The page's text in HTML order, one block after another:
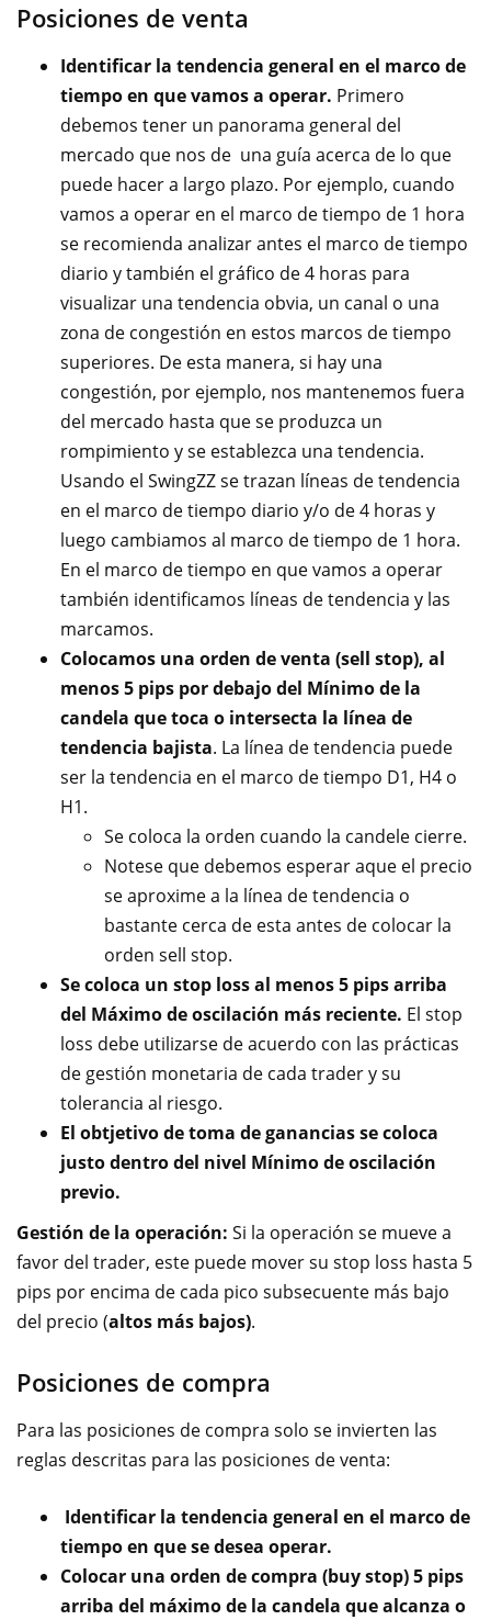
Posiciones de venta
Identificar la tendencia general en el marco de
tiempo en que vamos a operar. Primero
debemos tener un panorama general del
mercado que nos de una guía acerca de lo que
puede hacer a largo plazo. Por ejemplo, cuando
vamos a operar en el marco de tiempo de 1 hora
se recomienda analizar antes el marco de tiempo
diario y también el gráfico de 4 horas para
visualizar una tendencia obvia, un canal o una
zona de congestión en estos marcos de tiempo
superiores. De esta manera, si hay una
congestión, por ejemplo, nos mantenemos fuera
del mercado hasta que se produzca un
rompimiento y se establezca una tendencia.
Usando el SwingZZ se trazan líneas de tendencia
en el marco de tiempo diario y/o de 4 horas y
luego cambiamos al marco de tiempo de 1 hora.
En el marco de tiempo en que vamos a operar
también identificamos líneas de tendencia y las
marcamos.
Colocamos una orden de venta (sell stop), al
menos 5 pips por debajo del Mínimo de la
candela que toca o intersecta la línea de
tendencia bajista. La línea de tendencia puede
ser la tendencia en el marco de tiempo D1, H4 o
H1.
Se coloca la orden cuando la candele cierre.
Notese que debemos esperar aque el precio
se aproxime a la línea de tendencia o
bastante cerca de esta antes de colocar la
orden sell stop.
Se coloca un stop loss al menos 5 pips arriba
del Máximo de oscilación más reciente. El stop
loss debe utilizarse de acuerdo con las prácticas
de gestión monetaria de cada trader y su
tolerancia al riesgo.
El obtjetivo de toma de ganancias se coloca
justo dentro del nivel Mínimo de oscilación
previo.
Gestión de la operación: Si la operación se mueve a
favor del trader, este puede mover su stop loss hasta 5
pips por encima de cada pico subsecuente más bajo
del precio (altos más bajos).
Posiciones de compra
Para las posiciones de compra solo se invierten las
reglas descritas para las posiciones de venta:
Identificar la tendencia general en el marco de
tiempo en que se desea operar.
Colocar una orden de compra (buy stop) 5 pips
arriba del máximo de la candela que alcanza o